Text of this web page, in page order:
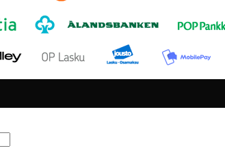
ja haalarit